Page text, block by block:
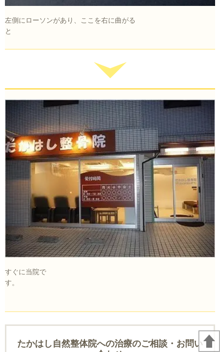
左側にローソンがあり、ここを右に曲がる
と
すぐに当院で
す。
たかはし自然整体院への治療のご相談・お問い